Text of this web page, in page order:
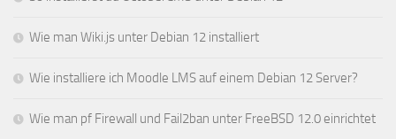
Wie man Wiki.js unter Debian 12 installiert
Wie installiere ich Moodle LMS auf einem Debian 12 Server?
Wie man pf Firewall und Fail2ban unter FreeBSD 12.0 einrichtet